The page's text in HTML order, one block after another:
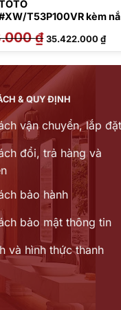
T53P100VR kèm
₫ Giá
gốc
là:
35.422.000₫Giá
hiện
tại
& QUY ĐỊNH
vận chuyển, lắp đặt
đổi, trả hàng và
bảo hành
bảo mật thông tin
và hình thức thanh